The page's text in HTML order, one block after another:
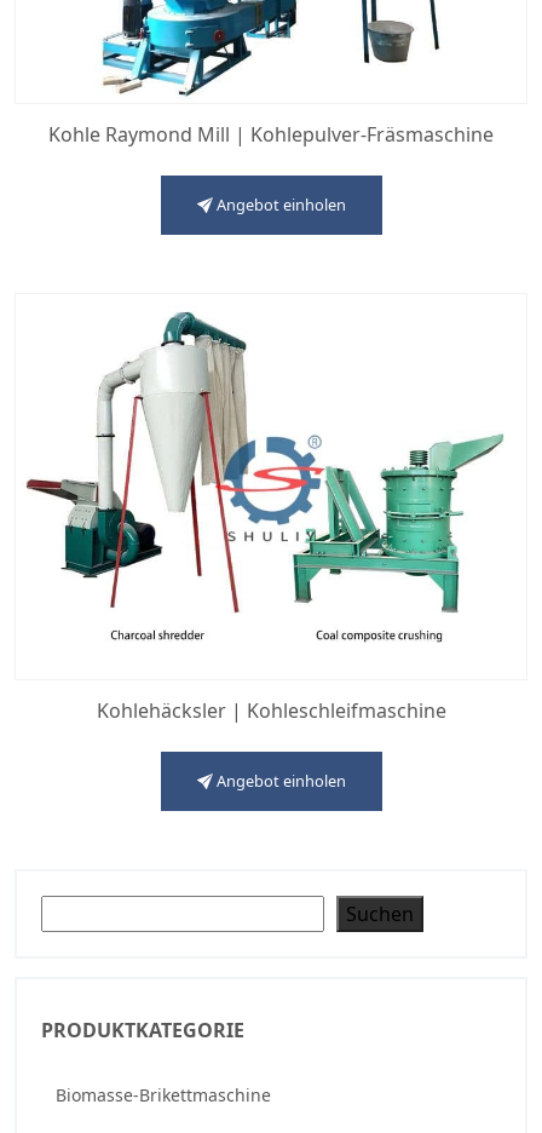
Suchen
PRODUKTKATEGORIE
Biomasse-Brikettmaschine
Kohle Raymond Mill | Kohlepulver-Fräsmaschine
Angebot einholen
Kohlehäcksler | Kohleschleifmaschine
Angebot einholen